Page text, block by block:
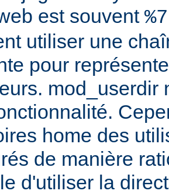
est souvent
utiliser une
pour
mod_userdir
home des
de manière
d'utiliser la